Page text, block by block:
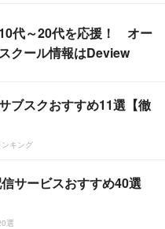
代～20代を応援！ オー
クール情報はDeview
ブスクおすすめ11選【徹
キング
サービスおすすめ40選
選